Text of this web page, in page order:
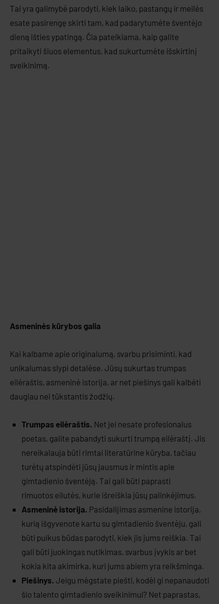
Tai yra galimybė parodyti, kiek laiko, pastangų ir meilės
esate pasirengę skirti tam, kad padarytumėte šventėjo
dieną išties ypatingą. Čia pateikiama, kaip galite
pritaikyti šiuos elementus, kad sukurtumėte išskirtinį
sveikinimą.
Asmeninės kūrybos galia
Kai kalbame apie originalumą, svarbu prisiminti, kad
unikalumas slypi detalėse. Jūsų sukurtas trumpas
eilėraštis, asmeninė istorija, ar net piešinys gali kalbėti
daugiau nei tūkstantis žodžių.
Trumpas eilėraštis. Net jei nesate profesionalus
poetas, galite pabandyti sukurti trumpą eilėraštį. Jis
nereikalauja būti rimtai literatūrine kūryba, tačiau
turėtų atspindėti jūsų jausmus ir mintis apie
gimtadienio šventėją. Tai gali būti paprasti
rimuotos eilutės, kurie išreiškia jūsų palinkėjimus.
Asmeninė istorija. Pasidalijimas asmenine istorija,
kurią išgyvenote kartu su gimtadienio šventėju, gali
būti puikus būdas parodyti, kiek jis jums reiškia. Tai
gali būti juokingas nutikimas, svarbus įvykis ar bet
kokia kita akimirka, kuri jums abiem yra reikšminga.
Piešinys. Jeigu mėgstate piešti, kodėl gi nepanaudoti
šio talento gimtadienio sveikinimui? Net paprastas,